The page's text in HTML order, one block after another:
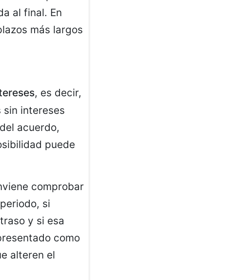
al final. En
más largos
, es decir,
sin intereses
acuerdo,
puede
comprobar
si
y si esa
como
alteren el